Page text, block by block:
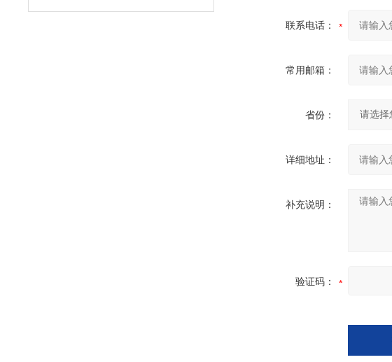
联系电话：
常用邮箱：
省份：
详细地址：
补充说明：
验证码：